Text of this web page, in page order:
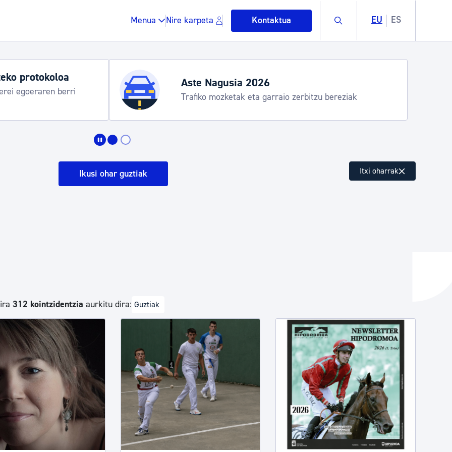
Menua Nire karpeta Kontaktua Buscar EU ES
Gune publikoa, hondakinak eta ingurumena
Berdintasuna, Giza Eskubideak eta bizikidetza
Kultura
Turismoa
Udako ordutegiak eta zerbitzuak
Udalinfo, Donostia Kirola, Donostia Kultura, San Telmo,
Urgull, Hondalea, Turismoa
Ikusi ohar guztiak Itxi oharrak
312 kointzidentzia aurkitu dira: Guztiak